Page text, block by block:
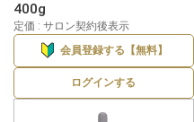
400g
定価 : サロン契約後表示
会員登録する【無料】
ログインする